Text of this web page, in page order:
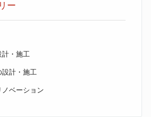
ー
計・施工
設計・施工
ノベーション